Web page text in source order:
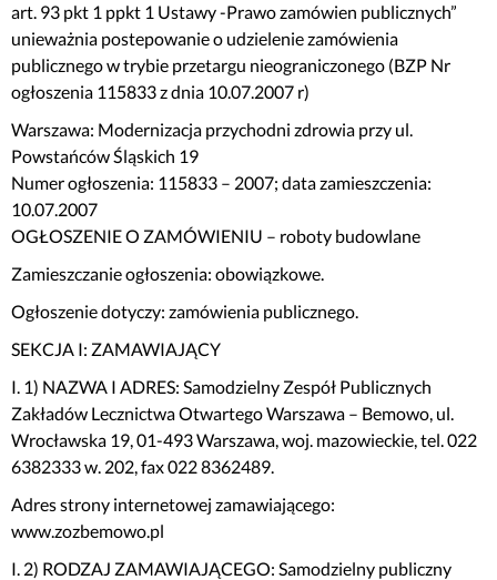
art. 93 pkt 1 ppkt 1 Ustawy -Prawo zamówien publicznych”
unieważnia postepowanie o udzielenie zamówienia
publicznego w trybie przetargu nieograniczonego (BZP Nr
ogłoszenia 115833 z dnia 10.07.2007 r)
Warszawa: Modernizacja przychodni zdrowia przy ul.
Powstańców Śląskich 19
Numer ogłoszenia: 115833 – 2007; data zamieszczenia:
10.07.2007
OGŁOSZENIE O ZAMÓWIENIU – roboty budowlane
Zamieszczanie ogłoszenia: obowiązkowe.
Ogłoszenie dotyczy: zamówienia publicznego.
SEKCJA I: ZAMAWIAJĄCY
I. 1) NAZWA I ADRES: Samodzielny Zespół Publicznych
Zakładów Lecznictwa Otwartego Warszawa – Bemowo, ul.
Wrocławska 19, 01-493 Warszawa, woj. mazowieckie, tel. 022
6382333 w. 202, fax 022 8362489.
Adres strony internetowej zamawiającego:
www.zozbemowo.pl
I. 2) RODZAJ ZAMAWIAJĄCEGO: Samodzielny publiczny